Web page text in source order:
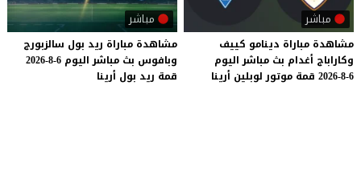
مباشر
مشاهدة مباراة دينامو كييف
وكاراباج أغدام بث مباشر اليوم
6-8-2026
قمة موتور لوبلين أرينا
مباشر
مشاهدة مباراة ريد بول سالزبورج
وبافوس بث مباشر اليوم 6-8-2026
قمة ريد بول أرينا